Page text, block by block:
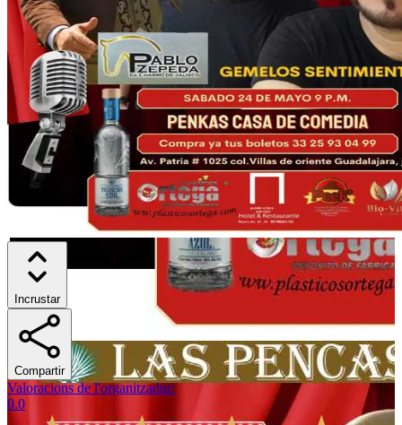
Incrustar
Compartir
Valoracions de l'organitzador:
0.0